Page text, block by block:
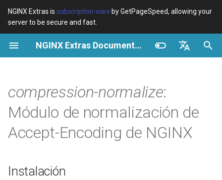
NGINX Extras is subscription-ware by GetPageSpeed, allowing your
server to be secure and fast.
NGINX Extras Documentation
Español
Português (Brasil)
Français
I
n
l
z
Variables $bot_name
$bot_producer
$browser_engine
Examples
Troubleshooting
Related
Directives geoip2
geoip2_proxy
geoip2_proxy_recursive
Examples
Troubleshooting
Related
Descripción
Sinopsis
Directivas
acme
ada
auto-ssl
aws-auth
Cache
cPanel EA4 - Proxy Cache
Rendimiento
Seguridad
RHEL/CentOS
NGINX-MOD - NGINX
mejorado con HTTP/3,
HPACK y verificaciones de
Servidor Web Tengine -
compression-normalize:
Módulo de normalización de
Accept-Encoding de NGINX
Instalación